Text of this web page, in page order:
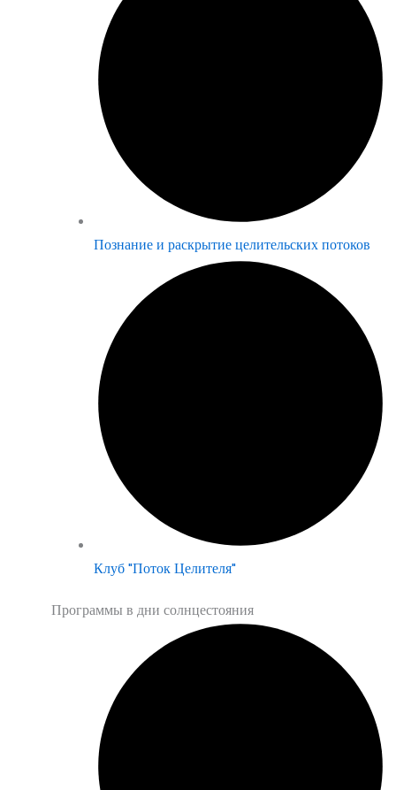
Познание и раскрытие целительских потоков
Клуб "Поток Целителя"
Программы в дни солнцестояния